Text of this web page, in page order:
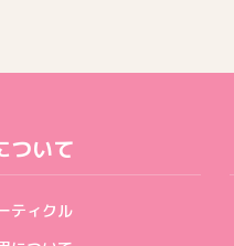
ついて
ティクル